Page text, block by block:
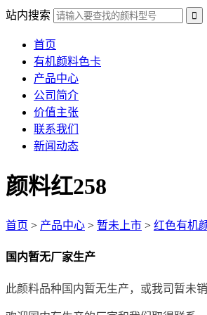
站内搜索
首页
有机颜料色卡
产品中心
公司简介
价值主张
联系我们
新闻动态
颜料红258
首页 > 产品中心 > 暂未上市 > 红色有机
国内暂无厂家生产
此颜料品种国内暂无生产，或我司暂未